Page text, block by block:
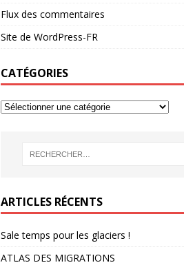
Flux des commentaires
Site de WordPress-FR
CATÉGORIES
ARTICLES RÉCENTS
Sale temps pour les glaciers !
ATLAS DES MIGRATIONS